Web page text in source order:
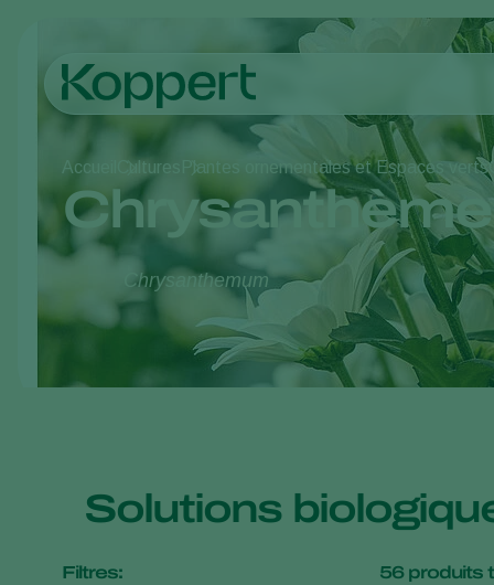
Accueil Cultures Plantes ornementales et Espaces verts
Chrysanthème
Chrysanthemum
Solutions
Filtres: 56produits